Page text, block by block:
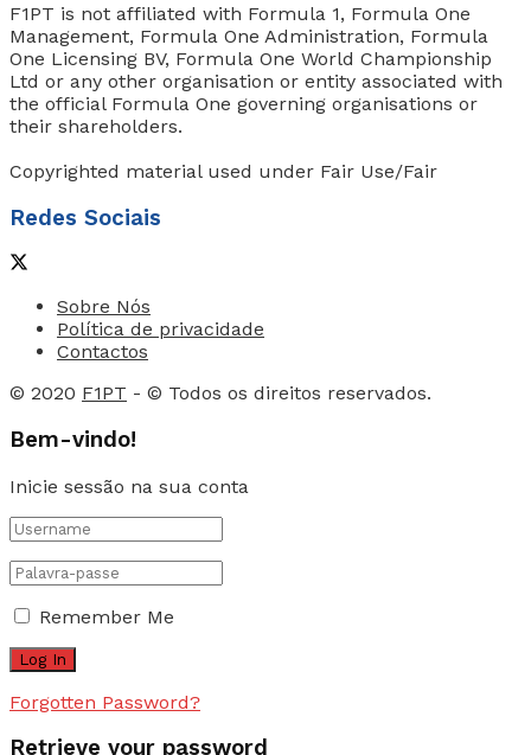
F1PT is not affiliated with Formula 1, Formula One
Management, Formula One Administration, Formula
One Licensing BV, Formula One World Championship
Ltd or any other organisation or entity associated with
the official Formula One governing organisations or
their shareholders.
Copyrighted material used under Fair Use/Fair
Redes Sociais
Sobre Nós
Política de privacidade
Contactos
© 2020 F1PT - © Todos os direitos reservados.
Bem-vindo!
Inicie sessão na sua conta
Remember Me
Forgotten Password?
Retrieve your password